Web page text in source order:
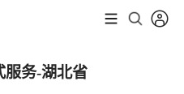
服务-湖北省